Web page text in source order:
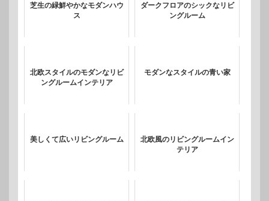
芝生の緑鮮やかなモダンハウ
ス
ダークフロアのシックなリビ
ングルーム
北欧スタイルのモダンなリビ
ングルームインテリア
モダンなスタイルの青い家
美しくて広いリビングルーム
北欧風のリビングルームイン
テリア